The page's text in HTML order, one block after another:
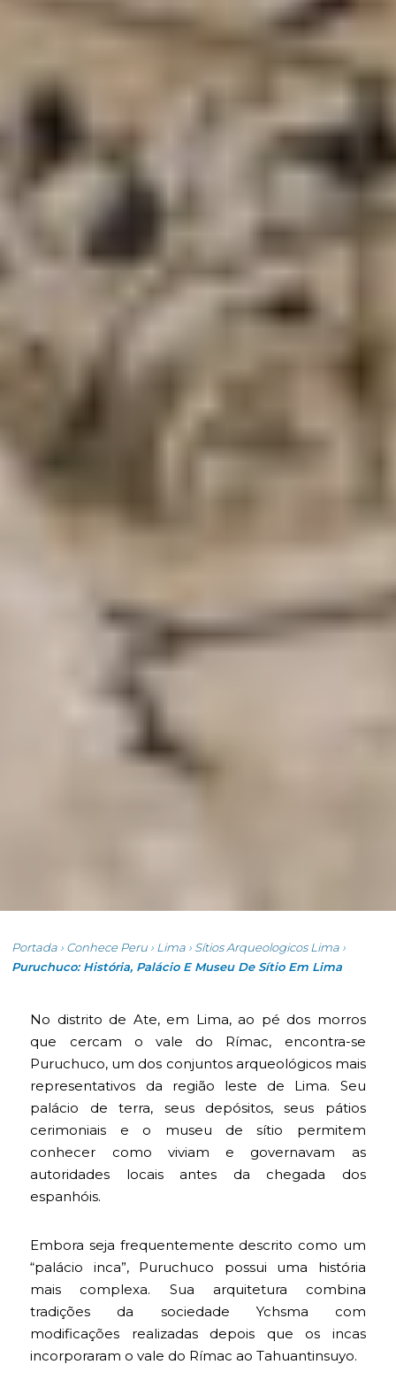
Portada › Conhece Peru › Lima › Sítios Arqueologicos Lima ›
Puruchuco: História, Palácio E Museu De Sítio Em Lima
No distrito de Ate, em Lima, ao pé dos morros
que cercam o vale do Rímac, encontra-se
Puruchuco, um dos conjuntos arqueológicos mais
representativos da região leste de Lima. Seu
palácio de terra, seus depósitos, seus pátios
cerimoniais e o museu de sítio permitem
conhecer como viviam e governavam as
autoridades locais antes da chegada dos
espanhóis.
Embora seja frequentemente descrito como um
“palácio inca”, Puruchuco possui uma história
mais complexa. Sua arquitetura combina
tradições da sociedade Ychsma com
modificações realizadas depois que os incas
incorporaram o vale do Rímac ao Tahuantinsuyo.